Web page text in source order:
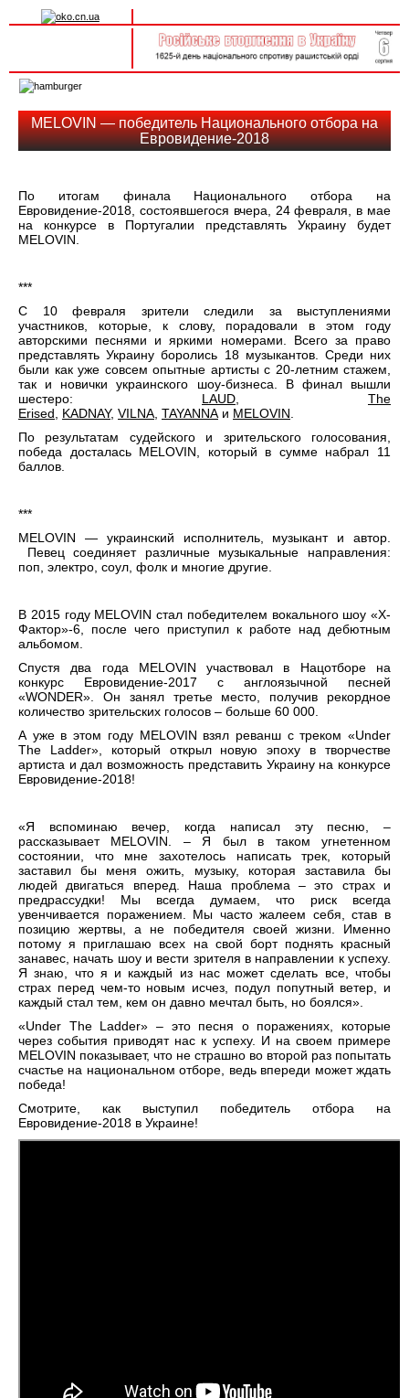
navigation
MELOVIN — победитель Национального отбора на
Евровидение-2018
По итогам финала Национального отбора на
Евровидение-2018, состоявшегося вчера, 24 февраля, в мае
на конкурсе в Португалии представлять Украину будет
MELOVIN.
***
С 10 февраля зрители следили за выступлениями
участников, которые, к слову, порадовали в этом году
авторскими песнями и яркими номерами. Всего за право
представлять Украину боролись 18 музыкантов. Среди них
были как уже совсем опытные артисты с 20-летним стажем,
так и новички украинского шоу-бизнеса. В финал вышли
шестеро: LAUD, The
Erised, KADNAY, VILNA, TAYANNAи MELOVIN.
По результатам судейского и зрительского голосования,
победа досталась MELOVIN, который в сумме набрал 11
баллов.
***
MELOVIN — украинский исполнитель, музыкант и автор.
Певец соединяет различные музыкальные направления:
поп, электро, соул, фолк и многие другие.
В 2015 году MELOVIN стал победителем вокального шоу «Х-
Фактор»-6, после чего приступил к работе над дебютным
альбомом.
Спустя два года MELOVIN участвовал в Нацотборе на
конкурс Евровидение-2017 с англоязычной песней
«WONDER». Он занял третье место, получив рекордное
количество зрительских голосов – больше 60 000.
А уже в этом году MELOVIN взял реванш с треком «Under
The Ladder», который открыл новую эпоху в творчестве
артиста и дал возможность представить Украину на конкурсе
Евровидение-2018!
«Я вспоминаю вечер, когда написал эту песню, –
рассказывает MELOVIN. – Я был в таком угнетенном
состоянии, что мне захотелось написать трек, который
заставил бы меня ожить, музыку, которая заставила бы
людей двигаться вперед. Наша проблема – это страх и
предрассудки! Мы всегда думаем, что риск всегда
увенчивается поражением. Мы часто жалеем себя, став в
позицию жертвы, а не победителя своей жизни. Именно
потому я приглашаю всех на свой борт поднять красный
занавес, начать шоу и вести зрителя в направлении к успеху.
Я знаю, что я и каждый из нас может сделать все, чтобы
страх перед чем-то новым исчез, подул попутный ветер, и
каждый стал тем, кем он давно мечтал быть, но боялся».
«Under The Ladder» – это песня о поражениях, которые
через события приводят нас к успеху. И на своем примере
MELOVIN показывает, что не страшно во второй раз попытать
счастье на национальном отборе, ведь впереди может ждать
победа!
Смотрите, как выступил победитель отбора на
Евровидение-2018 в Украине!